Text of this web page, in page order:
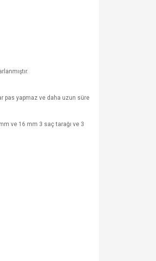
pas yapmaz ve daha uzun süre
ve 16 mm 3 saç tarağı ve 3